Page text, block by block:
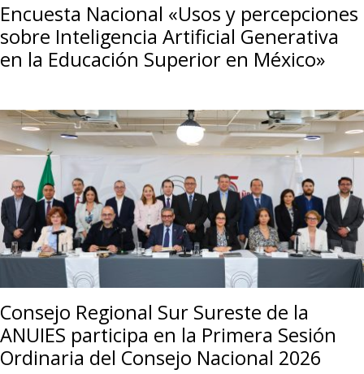
Encuesta Nacional «Usos y percepciones
sobre Inteligencia Artificial Generativa
en la Educación Superior en México»
Consejo Regional Sur Sureste de la
ANUIES participa en la Primera Sesión
Ordinaria del Consejo Nacional 2026